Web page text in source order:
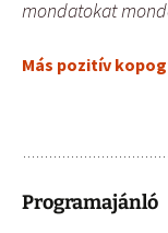
mondatokat
Más pozitív
Programajánló